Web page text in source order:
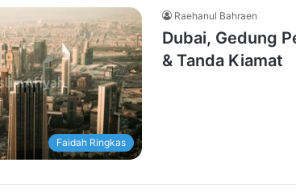
Faidah Ringkas
Raehanul Bahraen
Dubai, Gedung
& Tanda Kiamat